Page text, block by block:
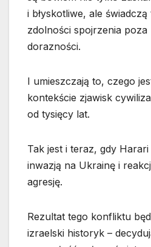
i błyskotliwe, ale
zdolności spojrzenia
dorazności.
I umieszczają to, czego
kontekście zjawisk
od tysięcy lat.
Tak jest i teraz, gdy
inwazją na Ukrainę i
agresję.
Rezultat tego konfliktu
izraelski historyk –